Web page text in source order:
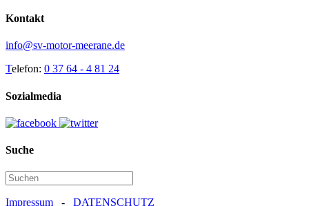
Kontakt
info@sv-motor-meerane.de
Telefon: 0 37 64 - 4 81 24
Sozialmedia
Suche
Impressum - DATENSCHUTZ